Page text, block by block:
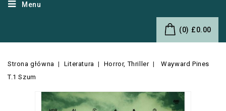
Menu
(0) £0.00
Strona główna Literatura Horror, Thriller
Wayward Pines
T.1 Szum